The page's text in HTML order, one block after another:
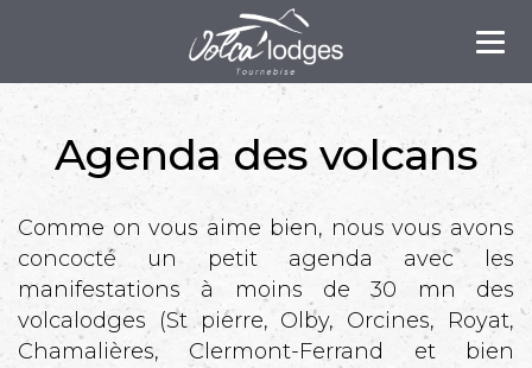
Agenda des volcans
Comme on vous aime bien, nous vous avons
concocté un petit agenda avec les
manifestations à moins de 30 mn des
volcalodges (St pierre, Olby, Orcines, Royat,
Chamalières, Clermont-Ferrand et bien